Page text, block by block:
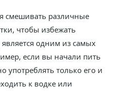
смешивать различные
чтобы избежать
одним из самых
если вы начали пить
употреблять только его и
к водке или